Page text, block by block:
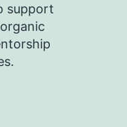
support